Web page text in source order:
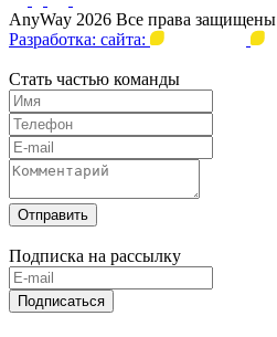
AnyWay 2026 Все права защищены
Разработка: сайта:
Стать частью команды
Отправить
Подписка на рассылку
Подписаться